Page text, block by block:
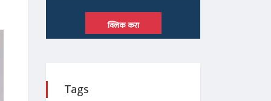
क्लिक करा
Tags